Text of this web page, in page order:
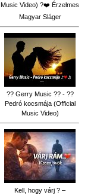
Music Video) ?️❤️ Érzelmes
Magyar Sláger
?? Gerry Music ?? - ??
Pedró kocsmája (Official
Music Video)
Kell, hogy várj ? –